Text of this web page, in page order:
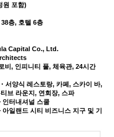
원 포함)
층, 호텔 6층
Capital Co., Ltd.
비, 인피니티 풀, 체육관, 24시간
서양식 레스토랑, 카페, 스카이 바,
브 라운지, 연회장, 스파
인터내셔널 스쿨
일랜드 시티 비즈니스 지구 및 기